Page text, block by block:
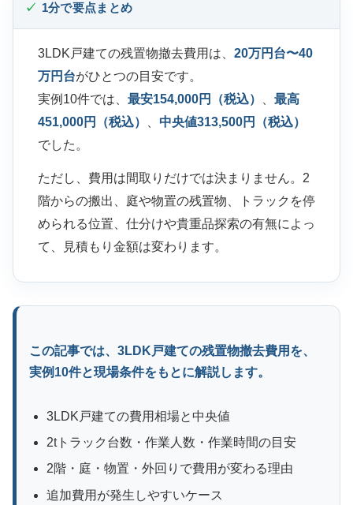
1分で要点まとめ
3LDK戸建ての残置物撤去費用は、 20万円台〜40
万円台がひとつの目安です。
実例10件では、 最安154,000円（税込）
最高
451,000円（税込）
中央値313,500円（税込）
でした。
ただし、費用は間取りだけでは決まりません。2
階からの搬出、庭や物置の残置物、トラックを停
められる位置、仕分けや貴重品探索の有無によっ
て、見積もり金額は変わります。
この記事では、3LDK戸建ての残置物撤去費用を、
実例10件と現場条件をもとに解説します。
3LDK戸建ての費用相場と中央値
2tトラック台数・作業人数・作業時間の目安
2階・庭・物置・外回りで費用が変わる理由
追加費用が発生しやすいケース